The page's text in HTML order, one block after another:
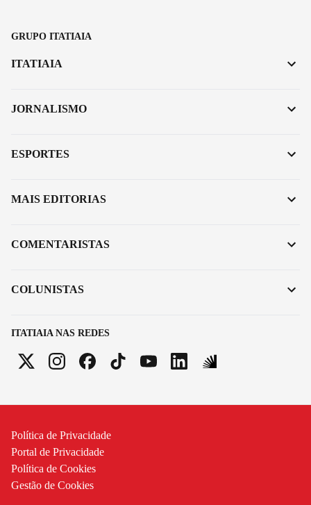
GRUPO ITATIAIA
ITATIAIA NAS REDES
ITATIAIA
JORNALISMO
ESPORTES
MAIS EDITORIAS
COMENTARISTAS
COLUNISTAS
Política de Privacidade
Portal de Privacidade
Política de Cookies
Gestão de Cookies